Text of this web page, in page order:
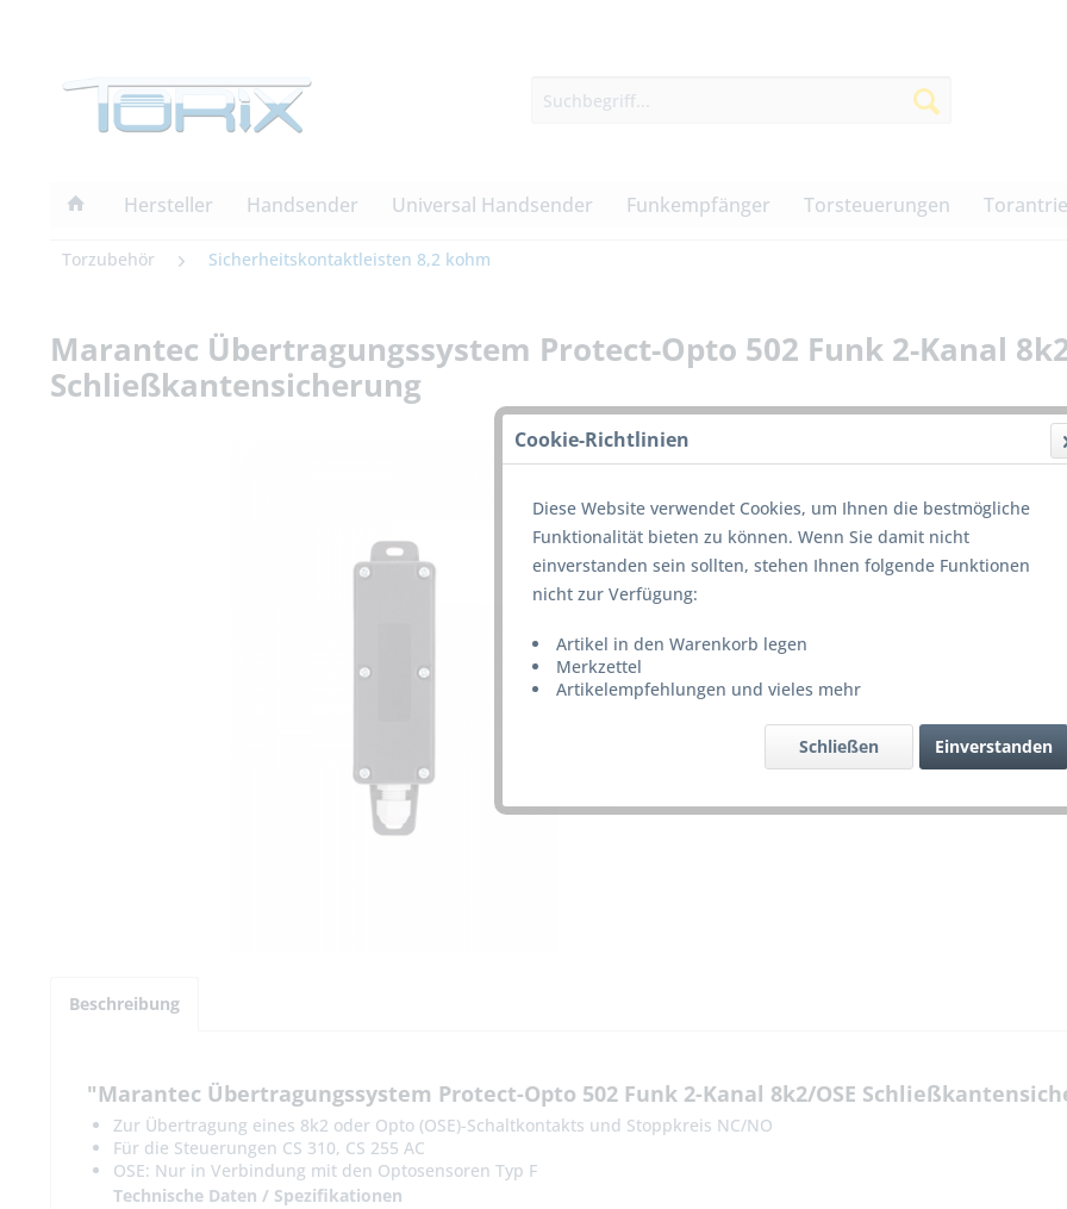
Hersteller Handsender Universal Handsender Funkempfänger Torsteuerungen
Torzubehör Sicherheitskontaktleisten 8,2 kohm
Marantec Übertragungssystem Protect-Opto 502 Funk 2-Kanal
Schließkantensicherung
inkl. MwSt.
Beschreibung
"Marantec Übertragungssystem Protect-Opto 502 Funk 2-Kanal 8k2/OSE
Zur Übertragung eines 8k2 oder Opto (OSE)-Schaltkontakts und Stoppkreis NC/NO
Für die Steuerungen CS 310, CS 255 AC
OSE: Nur in Verbindung mit den Optosensoren Typ F
Technische Daten / Spezifikationen
Cookie-Richtlinien
Diese Website verwendet Cookies, um Ihnen die bestmögliche
Funktionalität bieten zu können. Wenn Sie damit nicht
einverstanden sein sollten, stehen Ihnen folgende Funktionen
nicht zur Verfügung:
Artikel in den Warenkorb legen
Merkzettel
Artikelempfehlungen und vieles mehr
Einverstanden
Schließen